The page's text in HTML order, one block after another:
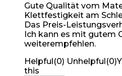
Gute Qualität vom
Klettfestigkeit am
Das Preis-
Ich kann es mit gutem
weiterempfehlen.
Helpful(0) Unhelpful(0)
this